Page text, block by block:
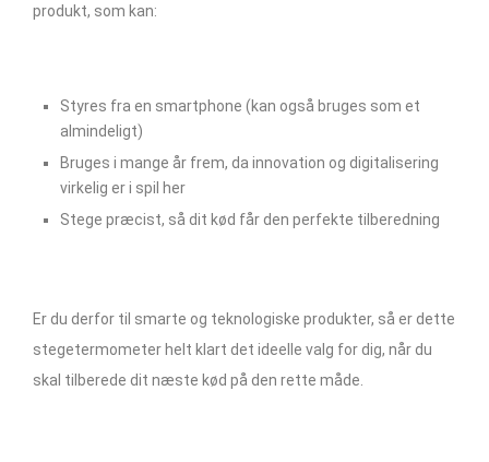
produkt, som kan:
Styres fra en smartphone (kan også bruges som et
almindeligt)
Bruges i mange år frem, da innovation og digitalisering
virkelig er i spil her
Stege præcist, så dit kød får den perfekte tilberedning
Er du derfor til smarte og teknologiske produkter, så er dette
stegetermometer helt klart det ideelle valg for dig, når du
skal tilberede dit næste kød på den rette måde.